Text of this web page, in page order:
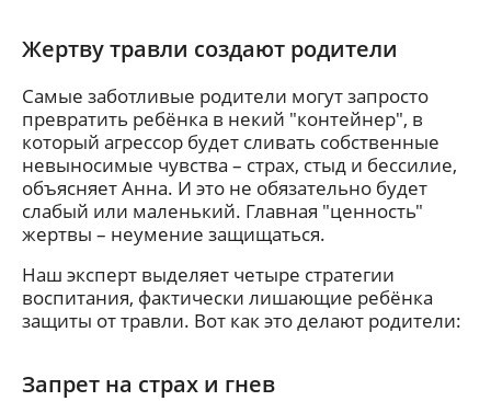
Жертву травли создают родители
Самые заботливые родители могут запросто
превратить ребёнка в некий "контейнер", в
который агрессор будет сливать собственные
невыносимые чувства – страх, стыд и бессилие,
объясняет Анна. И это не обязательно будет
слабый или маленький. Главная "ценность"
жертвы – неумение защищаться.
Наш эксперт выделяет четыре стратегии
воспитания, фактически лишающие ребёнка
защиты от травли. Вот как это делают родители:
Запрет на страх и гнев